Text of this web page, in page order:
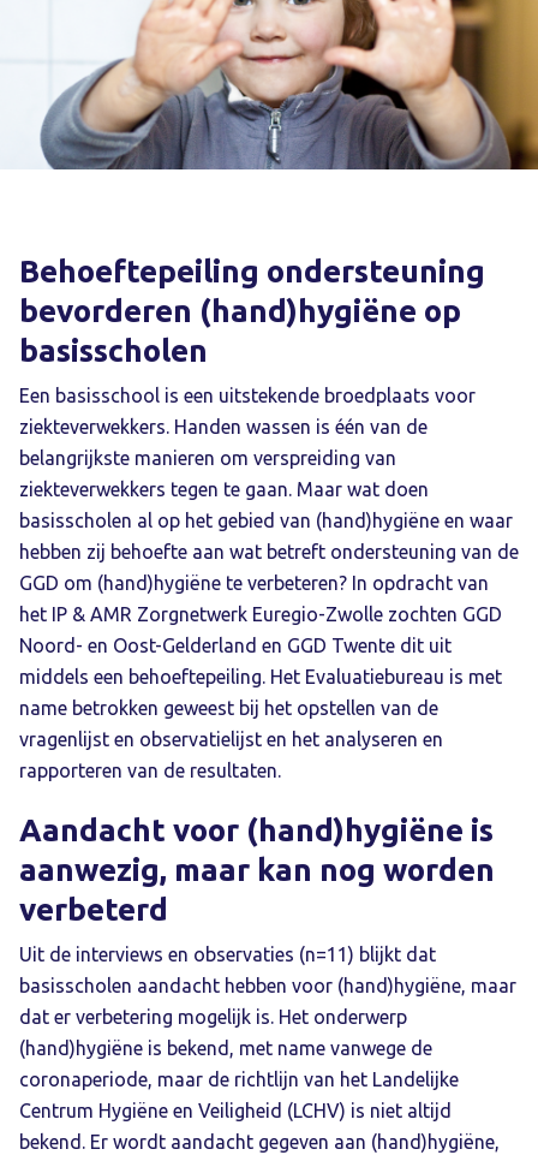
Behoeftepeiling ondersteuning
bevorderen (hand)hygiëne op
basisscholen
Een basisschool is een uitstekende broedplaats voor
ziekteverwekkers. Handen wassen is één van de
belangrijkste manieren om verspreiding van
ziekteverwekkers tegen te gaan. Maar wat doen
basisscholen al op het gebied van (hand)hygiëne en waar
hebben zij behoefte aan wat betreft ondersteuning van de
GGD om (hand)hygiëne te verbeteren? In opdracht van
het IP & AMR Zorgnetwerk Euregio-Zwolle zochten GGD
Noord- en Oost-Gelderland en GGD Twente dit uit
middels een behoeftepeiling. Het Evaluatiebureau is met
name betrokken geweest bij het opstellen van de
vragenlijst en observatielijst en het analyseren en
rapporteren van de resultaten.
Aandacht voor (hand)hygiëne is
aanwezig, maar kan nog worden
verbeterd
Uit de interviews en observaties (n=11) blijkt dat
basisscholen aandacht hebben voor (hand)hygiëne, maar
dat er verbetering mogelijk is. Het onderwerp
(hand)hygiëne is bekend, met name vanwege de
coronaperiode, maar de richtlijn van het Landelijke
Centrum Hygiëne en Veiligheid (LCHV) is niet altijd
bekend. Er wordt aandacht gegeven aan (hand)hygiëne,